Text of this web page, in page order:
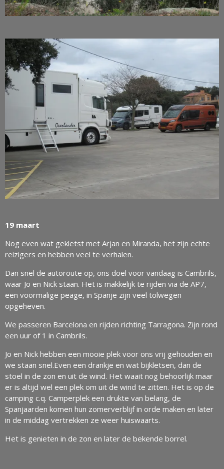
19 maart
Nog even wat gekletst met Arjan en Miranda, het zijn echte
reizigers en hebben veel te verhalen.
Dan snel de autoroute op, ons doel voor vandaag is Cambrils,
waar Jo en Nick staan. Het is makkelijk te rijden via de AP7,
een voormalige peage, in Spanje zijn veel tolwegen
opgeheven.
We passeren Barcelona en rijden richting Tarragona. Zijn rond
een uur of 1 in Cambrils.
Jo en Nick hebben een mooie plek voor ons vrij gehouden en
we staan snel.Even een drankje en wat bijkletsen, dan de
stoel in de zon en uit de wind. Het waait nog behoorlijk maar
er is altijd wel een plek om uit de wind te zitten. Het is op de
camping c.q. Camperplek een drukte van belang, de
Spanjaarden komen hun zomerverblijf in orde maken en later
in de middag vertrekken ze weer huiswaarts.
Het is genieten in de zon en later de bekende borrel.